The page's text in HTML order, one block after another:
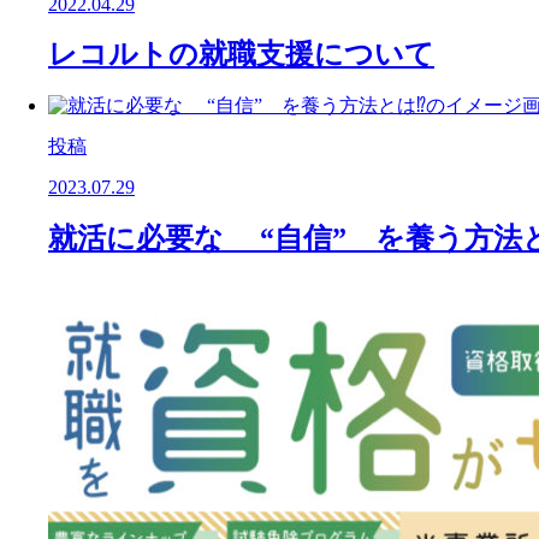
レコルトの就職支援について
投稿
2023.07.29
就活に必要な “自信” を養う方法